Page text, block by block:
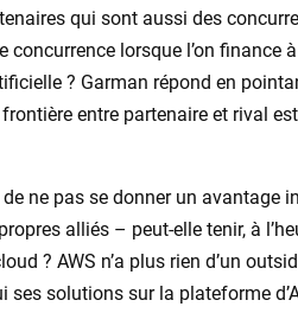
qui sont aussi des
lorsque l’on finance
? Garman répond en
entre partenaire et rival
ne pas se donner un avantage
alliés – peut-elle tenir, à
? AWS n’a plus rien d’un
ses solutions sur la plateforme